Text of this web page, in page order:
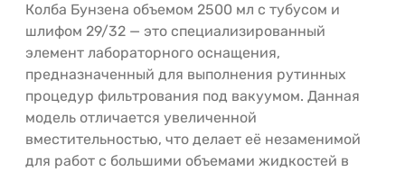
Колба Бунзена объемом 2500 мл с тубусом и
шлифом 29/32 — это специализированный
элемент лабораторного оснащения,
предназначенный для выполнения рутинных
процедур фильтрования под вакуумом. Данная
модель отличается увеличенной
вместительностью, что делает её незаменимой
для работ с большими объемами жидкостей в